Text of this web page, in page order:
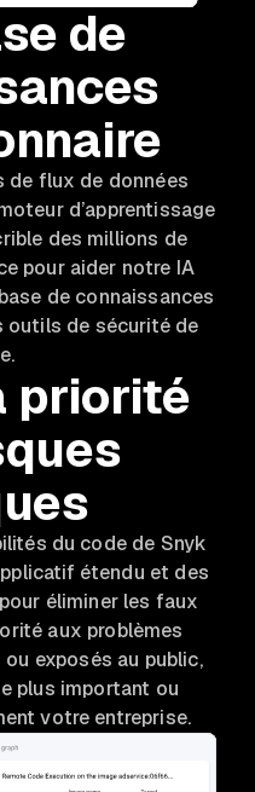
de
de flux de données
d’apprentissage
des millions de
pour aider notre IA
de connaissances
outils de sécurité de
priorité
du code de Snyk
étendu et des
éliminer les faux
aux problèmes
exposés au public,
plus important ou
votre entreprise.